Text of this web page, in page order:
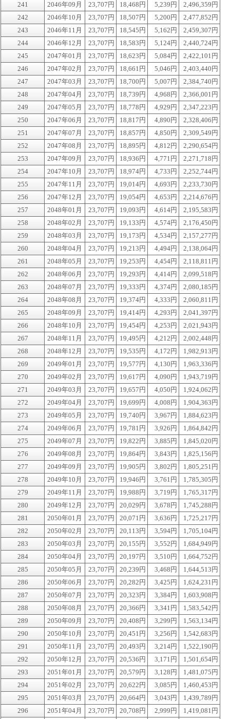
241 2046年09月 23,707円 18,468円 5,239円
2,496,359円
242
2046年10月 23,707円 18,507円 5,200円
2,477,852円
243
2046年11月 23,707円 18,545円 5,162円
2,459,307円
244
2046年12月 23,707円 18,583円 5,124円
2,440,724円
245
2047年01月 23,707円 18,623円 5,084円
2,422,101円
246
2047年02月 23,707円 18,661円 5,046円
2,403,440円
247
2047年03月 23,707円 18,700円 5,007円
2,384,740円
248
2047年04月 23,707円 18,739円 4,968円
2,366,001円
249
2047年05月 23,707円 18,778円 4,929円
2,347,223円
250
2047年06月 23,707円 18,817円 4,890円
2,328,406円
251
2047年07月 23,707円 18,857円 4,850円
2,309,549円
252
2047年08月 23,707円 18,895円 4,812円
2,290,654円
253
2047年09月 23,707円 18,936円 4,771円
2,271,718円
254
2047年10月 23,707円 18,974円 4,733円
2,252,744円
255
2047年11月 23,707円 19,014円 4,693円
2,233,730円
256
2047年12月 23,707円 19,054円 4,653円
2,214,676円
257
2048年01月 23,707円 19,093円 4,614円
2,195,583円
258
2048年02月 23,707円 19,133円 4,574円
2,176,450円
259
2048年03月 23,707円 19,173円 4,534円
2,157,277円
260
2048年04月 23,707円 19,213円 4,494円
2,138,064円
261
2048年05月 23,707円 19,253円 4,454円
2,118,811円
262
2048年06月 23,707円 19,293円 4,414円
2,099,518円
263
2048年07月 23,707円 19,333円 4,374円
2,080,185円
264
2048年08月 23,707円 19,374円 4,333円
2,060,811円
265
2048年09月 23,707円 19,414円 4,293円
2,041,397円
266
2048年10月 23,707円 19,454円 4,253円
2,021,943円
267
2048年11月 23,707円 19,495円 4,212円
2,002,448円
268
2048年12月 23,707円 19,535円 4,172円
1,982,913円
269
2049年01月 23,707円 19,577円 4,130円
1,963,336円
270
2049年02月 23,707円 19,617円 4,090円
1,943,719円
271
2049年03月 23,707円 19,657円 4,050円
1,924,062円
272
2049年04月 23,707円 19,699円 4,008円
1,904,363円
273
2049年05月 23,707円 19,740円 3,967円
1,884,623円
274
2049年06月 23,707円 19,781円 3,926円
1,864,842円
275
2049年07月 23,707円 19,822円 3,885円
1,845,020円
276
2049年08月 23,707円 19,864円 3,843円
1,825,156円
277
2049年09月 23,707円 19,905円 3,802円
1,805,251円
278
2049年10月 23,707円 19,946円 3,761円
1,785,305円
279
2049年11月 23,707円 19,988円 3,719円
1,765,317円
280
2049年12月 23,707円 20,029円 3,678円
1,745,288円
281
2050年01月 23,707円 20,071円 3,636円
1,725,217円
282
2050年02月 23,707円 20,113円 3,594円
1,705,104円
283
2050年03月 23,707円 20,155円 3,552円
1,684,949円
284
2050年04月 23,707円 20,197円 3,510円
1,664,752円
285
2050年05月 23,707円 20,239円 3,468円
1,644,513円
286
2050年06月 23,707円 20,282円 3,425円
1,624,231円
287
2050年07月 23,707円 20,323円 3,384円
1,603,908円
288
2050年08月 23,707円 20,366円 3,341円
1,583,542円
289
2050年09月 23,707円 20,408円 3,299円
1,563,134円
290
2050年10月 23,707円 20,451円 3,256円
1,542,683円
291
2050年11月 23,707円 20,493円 3,214円
1,522,190円
292
2050年12月 23,707円 20,536円 3,171円
1,501,654円
293
2051年01月 23,707円 20,579円 3,128円
1,481,075円
294
2051年02月 23,707円 20,622円 3,085円
1,460,453円
295
2051年03月 23,707円 20,664円 3,043円
1,439,789円
296
2051年04月 23,707円 20,708円 2,999円
1,419,081円